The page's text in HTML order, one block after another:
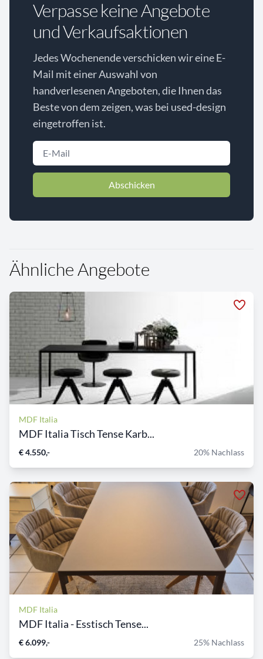
Verpasse keine Angebote
und Verkaufsaktionen
Jedes Wochenende verschicken wir eine E-
Mail mit einer Auswahl von
handverlesenen Angeboten, die Ihnen das
Beste von dem zeigen, was bei used-design
eingetroffen ist.
Abschicken
Ähnliche Angebote
MDF Italia
MDF Italia Tisch Tense Karb...
€ 4.550,- 20% Nachlass
MDF Italia
MDF Italia - Esstisch Tense...
€ 6.099,- 25% Nachlass